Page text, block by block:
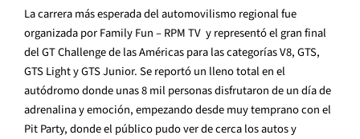
La carrera más esperada del automovilismo regional fue
organizada por Family Fun – RPM TV y representó el gran final
del GT Challenge de las Américas para las categorías V8, GTS,
GTS Light y GTS Junior. Se reportó un lleno total en el
autódromo donde unas 8 mil personas disfrutaron de un día de
adrenalina y emoción, empezando desde muy temprano con el
Pit Party, donde el público pudo ver de cerca los autos y